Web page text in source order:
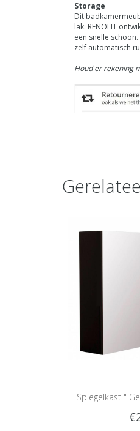
Storage
Dit
lak. RENOLIT
een snelle
zelf automatisch
Houd er rekening
Spiegelkast "